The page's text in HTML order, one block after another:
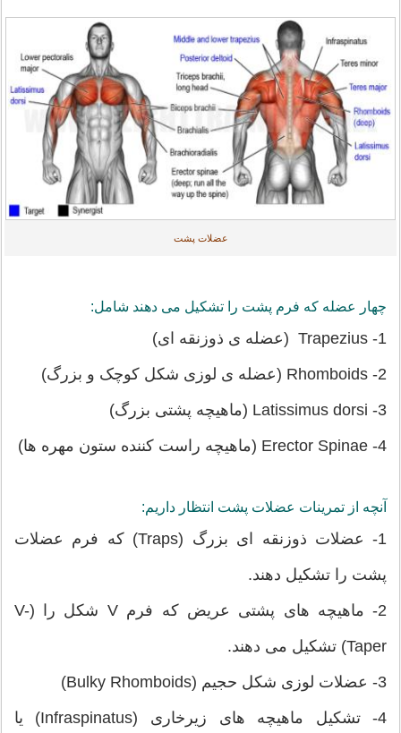
عضلات پشت
چهار عضله که فرم پشت را تشکیل می دهند شامل:
1- Trapezius (عضله ی ذوزنقه ای)
2- Rhomboids (عضله ی لوزی شکل کوچک و بزرگ)
3- Latissimus dorsi (ماهیچه پشتی بزرگ)
4- Erector Spinae (ماهیچه راست کننده ستون مهره ها)
آنچه از تمرینات عضلات پشت انتظار داریم:
1- عضلات ذوزنقه ای بزرگ (Traps) که فرم عضلات
پشت را تشکیل دهند.
2- ماهیچه های پشتی عریض که فرم V شکل را (V-
Taper) تشکیل می دهند.
3- عضلات لوزی شکل حجیم (Bulky Rhomboids)
4- تشکیل ماهیچه های زیرخاری (Infraspinatus) یا